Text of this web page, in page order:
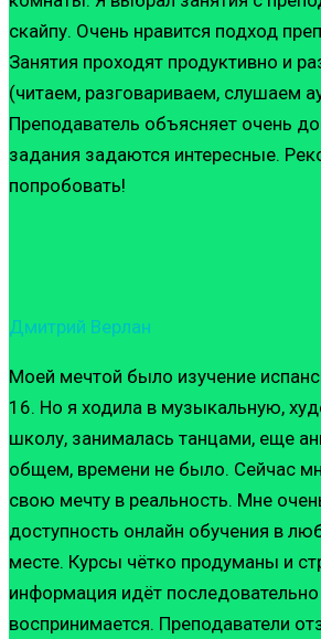
скайпу. Очень нравится подход
Занятия проходят продуктивно и
(читаем, разговариваем, слушаем
Преподаватель объясняет очень
задания задаются интересные.
попробовать!
Дмитрий Верлан
Моей мечтой было изучение
16. Но я ходила в музыкальную,
школу, занималась танцами, еще
общем, времени не было. Сейчас
свою мечту в реальность. Мне
доступность онлайн обучения в
месте. Курсы чётко продуманы и
информация идёт последовательно
воспринимается. Преподаватели